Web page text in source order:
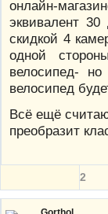
онлайн-
эквивалент
скидкой 4
одной
велосипед-
велосипед
Всё ещё
преобразит
2